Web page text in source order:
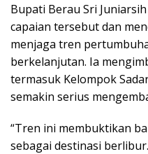
Bupati Berau Sri
capaian tersebut dan
menjaga tren
berkelanjutan. Ia
termasuk Kelompok
semakin serius
“Tren ini membuktikan
sebagai destinasi